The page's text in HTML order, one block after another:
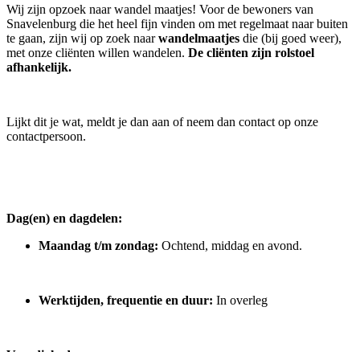
Wij zijn opzoek naar wandel maatjes! Voor de bewoners van
Snavelenburg die het heel fijn vinden om met regelmaat naar buiten
te gaan, zijn wij op zoek naarwandelmaatjes die (bij goed weer),
met onze cliënten willen wandelen. De cliënten zijn rolstoel
afhankelijk.
Lijkt dit je wat, meldt je dan aan of neem dan contact op onze
contactpersoon.
Dag(en) en dagdelen:
Maandag t/m zondag: Ochtend, middag en avond.
Werktijden, frequentie en duur: In overleg